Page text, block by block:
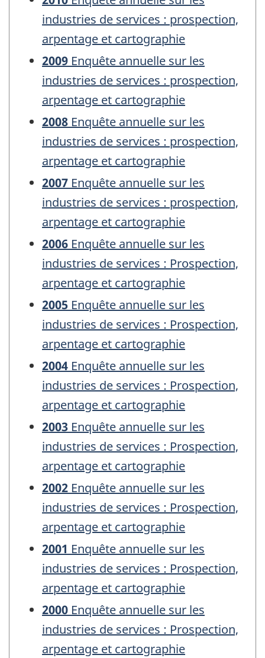
industries de services : prospection,
arpentage et cartographie
2009 Enquête annuelle sur les
industries de services : prospection,
arpentage et cartographie
2008 Enquête annuelle sur les
industries de services : prospection,
arpentage et cartographie
2007 Enquête annuelle sur les
industries de services : prospection,
arpentage et cartographie
2006 Enquête annuelle sur les
industries de services : Prospection,
arpentage et cartographie
2005 Enquête annuelle sur les
industries de services : Prospection,
arpentage et cartographie
2004 Enquête annuelle sur les
industries de services : Prospection,
arpentage et cartographie
2003 Enquête annuelle sur les
industries de services : Prospection,
arpentage et cartographie
2002 Enquête annuelle sur les
industries de services : Prospection,
arpentage et cartographie
2001 Enquête annuelle sur les
industries de services : Prospection,
arpentage et cartographie
2000 Enquête annuelle sur les
industries de services : Prospection,
arpentage et cartographie